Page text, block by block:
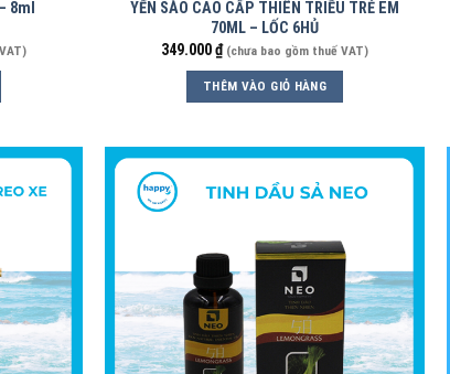
8ml
YẾN SÀO CAO CẤP THIÊN TRIỀU TRẺ EM
70ML – LỐC 6HỦ
349.000₫ (chưa bao gồm thuế VAT)
THÊM VÀO GIỎ HÀNG